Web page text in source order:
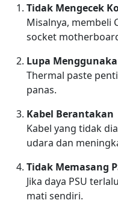
Tidak Mengecek
Misalnya, membeli
socket
Lupa
Thermal paste
panas.
Kabel Berantakan
Kabel yang tidak
udara dan
Tidak Memasang
Jika daya PSU
mati sendiri.